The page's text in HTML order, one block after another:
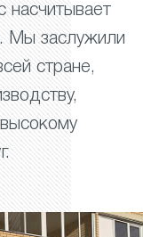
насчитывает
Мы заслужили
стране,